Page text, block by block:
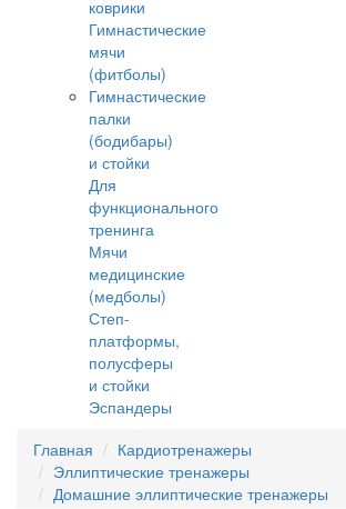
коврики
Гимнастические
мячи
(фитболы)
Гимнастические
палки
(бодибары)
и стойки
Для
функционального
тренинга
Мячи
медицинские
(медболы)
Степ-
платформы,
полусферы
и стойки
Эспандеры
Главная
Кардиотренажеры
Эллиптические тренажеры
Домашние эллиптические тренажеры